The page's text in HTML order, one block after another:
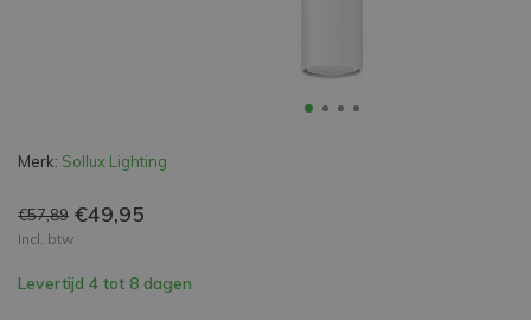
Merk: Sollux Lighting
€57,89 €49,95
Incl. btw
Levertijd 4 tot 8 dagen